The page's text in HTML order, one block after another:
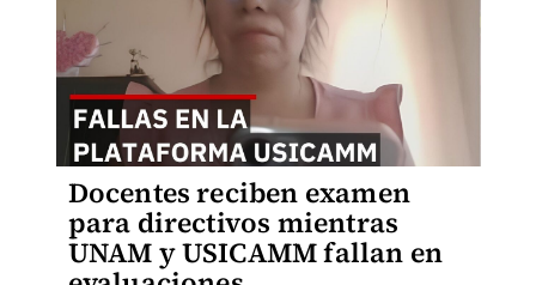
Docentes reciben examen
para directivos mientras
UNAM y USICAMM fallan en